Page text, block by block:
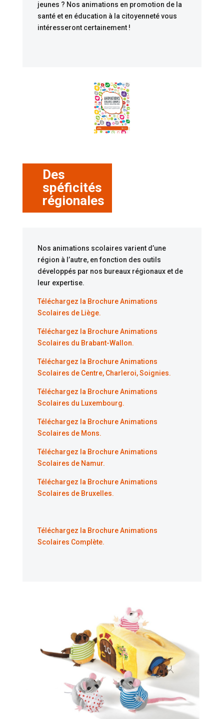
jeunes ? Nos animations en promotion de la
santé et en éducation à la citoyenneté vous
intéresseront certainement !
Des
spéficités
régionales
Nos animations scolaires varient d’une
région à l’autre, en fonction des outils
développés par nos bureaux régionaux et de
leur expertise.
Téléchargez la Brochure Animations
Scolaires de Liège.
Téléchargez la Brochure Animations
Scolaires du Brabant-Wallon.
Téléchargez la Brochure Animations
Scolaires de Centre, Charleroi, Soignies.
Téléchargez la Brochure Animations
Scolaires du Luxembourg.
Téléchargez la Brochure Animations
Scolaires de Mons.
Téléchargez la Brochure Animations
Scolaires de Namur.
Téléchargez la Brochure Animations
Scolaires de Bruxelles.
Téléchargez la Brochure Animations
Scolaires Complète.